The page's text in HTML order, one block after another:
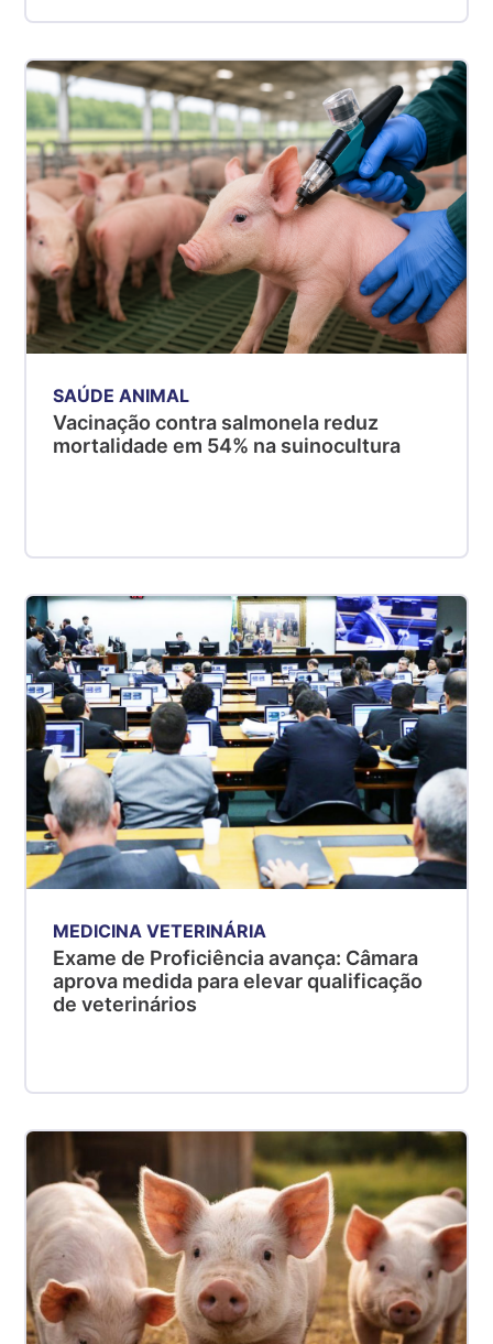
SAÚDE ANIMAL
Vacinação contra salmonela reduz
mortalidade em 54% na suinocultura
MEDICINA VETERINÁRIA
Exame de Proficiência avança: Câmara
aprova medida para elevar qualificação
de veterinários